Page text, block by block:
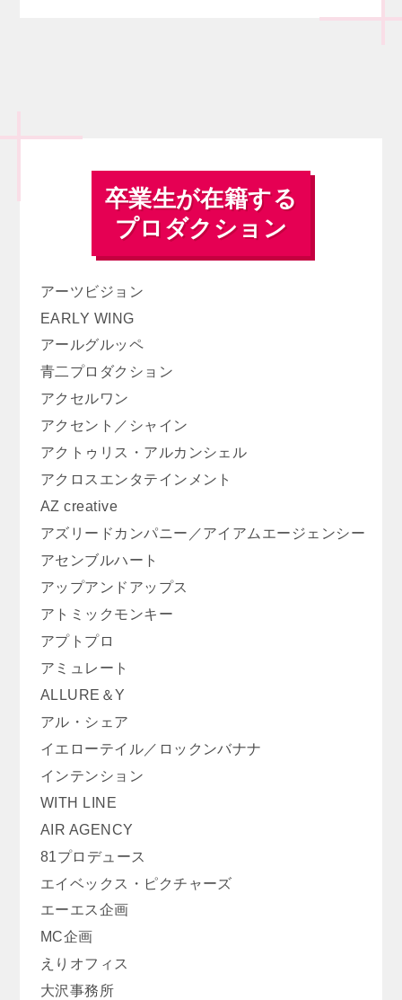
した。専科には学生や会社勤務の方も多く、幅
AMGで学んだことや味わった悔しさ、達成感
は今でも私の支えになっています。
卒業生が在籍する
プロダクション
アーツビジョン
EARLY WING
アールグルッペ
青二プロダクション
アクセルワン
アクセント／シャイン
アクトゥリス・アルカンシェル
アクロスエンタテインメント
AZ creative
アズリードカンパニー／アイアムエージェンシー
アセンブルハート
アップアンドアップス
アトミックモンキー
アプトプロ
アミュレート
ALLURE＆Y
アル・シェア
イエローテイル／ロックンバナナ
インテンション
WITH LINE
AIR AGENCY
81プロデュース
エイベックス・ピクチャーズ
エーエス企画
MC企画
えりオフィス
大沢事務所